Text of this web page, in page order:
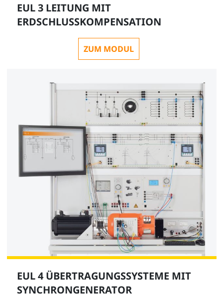
EUL 3 LEITUNG MIT
ERDSCHLUSSKOMPENSATION
ZUM MODUL
EUL 4 ÜBERTRAGUNGSSYSTEME MIT
SYNCHRONGENERATOR